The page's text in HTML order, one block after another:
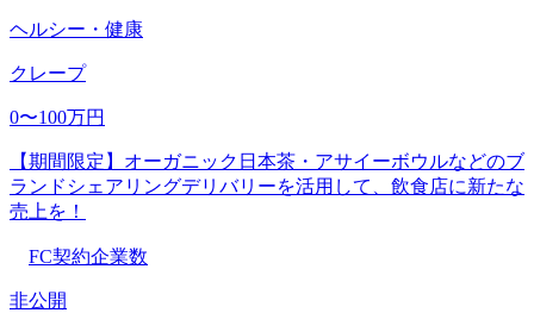
ヘルシー・健康
クレープ
0〜100万円
【期間限定】オーガニック日本茶・アサイーボウルなどのブ
ランドシェアリングデリバリーを活用して、飲食店に新たな
売上を！
FC契約企業数
非公開